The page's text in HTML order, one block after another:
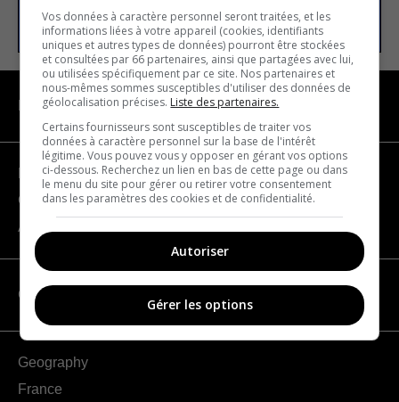
SUBSCRIBE
NAVIGATION
Become a partner
Contact us
About us
CATEGORIES
Geography
France
Vos données à caractère personnel seront traitées, et les
informations liées à votre appareil (cookies, identifiants
uniques et autres types de données) pourront être stockées
et consultées par 66 partenaires, ainsi que partagées avec lui,
ou utilisées spécifiquement par ce site. Nos partenaires et
nous-mêmes sommes susceptibles d'utiliser des données de
géolocalisation précises. Liste des partenaires.
Certains fournisseurs sont susceptibles de traiter vos
données à caractère personnel sur la base de l'intérêt
légitime. Vous pouvez vous y opposer en gérant vos options
ci-dessous. Recherchez un lien en bas de cette page ou dans
le menu du site pour gérer ou retirer votre consentement
dans les paramètres des cookies et de confidentialité.
Autoriser
Gérer les options